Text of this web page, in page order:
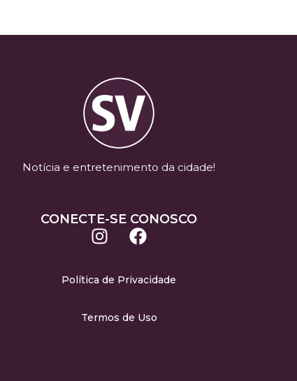
Notícia e entretenimento da cidade!
CONECTE-SE CONOSCO
Política de Privacidade
Termos de Uso